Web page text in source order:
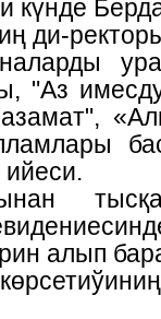
ди-
"Аз
алып